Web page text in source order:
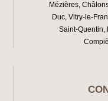
Mézières,
Duc, Vitry-le-
Saint-Quentin,